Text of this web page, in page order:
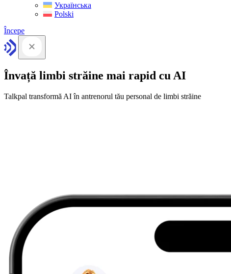
Українська
Polski
Începe
Învață limbi străine mai rapid cu AI
Talkpal transformă AI în antrenorul tău personal de limbi străine